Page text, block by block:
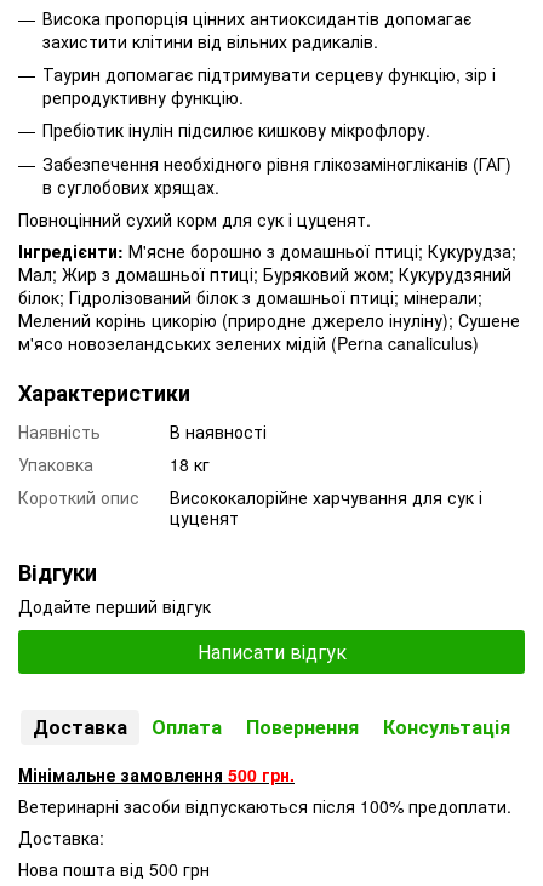
Висока пропорція цінних антиоксидантів допомагає
захистити клітини від вільних радикалів.
Таурин допомагає підтримувати серцеву функцію, зір і
репродуктивну функцію.
Пребіотик інулін підсилює кишкову мікрофлору.
Забезпечення необхідного рівня глікозаміногліканів (ГАГ)
в суглобових хрящах.
Повноцінний сухий корм для сук і цуценят.
Інгредієнти: М'ясне борошно з домашньої птиці; Кукурудза;
Мал; Жир з домашньої птиці; Буряковий жом; Кукурудзяний
білок; Гідролізований білок з домашньої птиці; мінерали;
Мелений корінь цикорію (природне джерело інуліну); Сушене
м'ясо новозеландських зелених мідій (Perna canaliculus)
Характеристики
Наявність
В наявності
Упаковка
18 кг
Короткий опис
Висококалорійне харчування для сук і
цуценят
Відгуки
Додайте перший відгук
Написати відгук
Доставка Оплата Повернення Консультація
Мінімальне замовлення 500 грн.
Ветеринарні засоби відпускаються після 100% предоплати.
Доставка:
Нова пошта від 500 грн